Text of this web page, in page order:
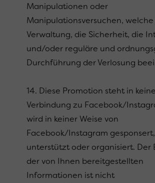
Manipulationen oder
Manipulationsversuchen, welche
Verwaltung, die Sicherheit, die
und/oder reguläre und
Durchführung der Verlosung
14. Diese Promotion steht in
Verbindung zu Facebook/
wird in keiner Weise von
Facebook/Instagram gesponsert,
unterstützt oder organisiert. Der
der von Ihnen bereitgestellten
Informationen ist nicht